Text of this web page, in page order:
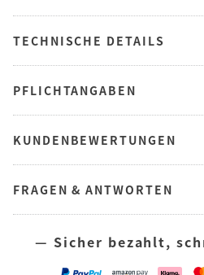
TECHNISCHE DETAILS
PFLICHTANGABEN
KUNDENBEWERTUNGEN
FRAGEN & ANTWORTEN
— Sicher bezahlt,